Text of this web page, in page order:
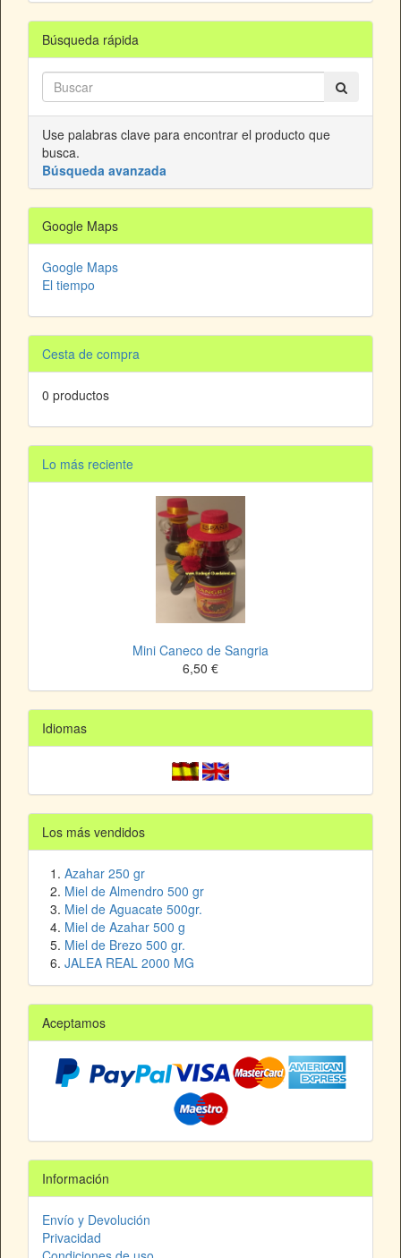
Búsqueda rápida
Use palabras clave para encontrar el producto que
busca.
Búsqueda avanzada
Google Maps
Google Maps
El tiempo
Cesta de compra
0 productos
Lo más reciente
Mini Caneco de Sangria
6,50 €
Idiomas
Los más vendidos
Azahar 250 gr
Miel de Almendro 500 gr
Miel de Aguacate 500gr.
Miel de Azahar 500 g
Miel de Brezo 500 gr.
JALEA REAL 2000 MG
Aceptamos
Información
Envío y Devolución
Privacidad